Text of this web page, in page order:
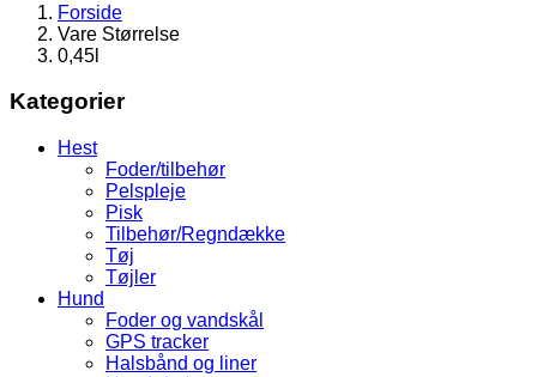
Forside
Vare Størrelse
0,45l
Kategorier
Hest
Foder/tilbehør
Pelspleje
Pisk
Tilbehør/Regndække
Tøj
Tøjler
Hund
Foder og vandskål
GPS tracker
Halsbånd og liner